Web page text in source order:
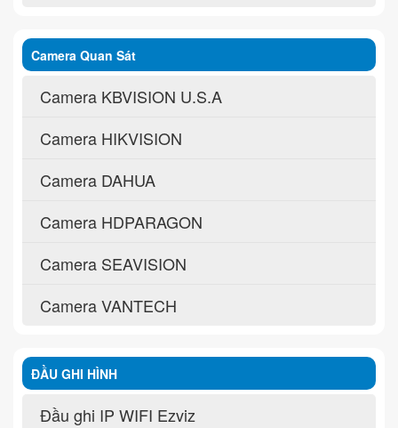
Camera Quan Sát
Camera KBVISION U.S.A
Camera HIKVISION
Camera DAHUA
Camera HDPARAGON
Camera SEAVISION
Camera VANTECH
ĐẦU GHI HÌNH
Đầu ghi IP WIFI Ezviz